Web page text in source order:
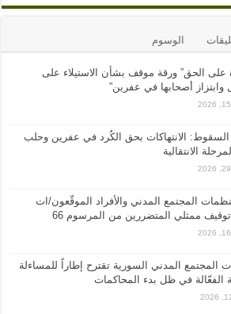
الوسوم
على الحق” ورقة موقف بشأن الاستيلاء على
وابتزاز أصحابها في عفرين”
السقوط: الانتهاكات بحق الكُرد في عفرين وحلب
الانتقالية
المجتمع المدني والأفراد الموقّعون/ات
ممثلي المتضررين من المرسوم 66
المجتمع المدني السورية تقترح إطاراً للمساءلة
الفعّالة في ظل بدء المحاكمات